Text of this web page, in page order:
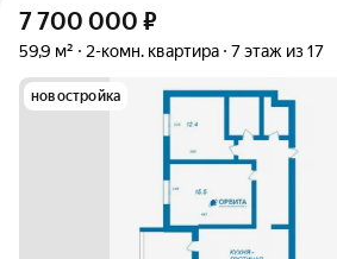
7 700 000 ₽
59,9 м² 2-комн. квартира 7 этаж из 17
новостройка